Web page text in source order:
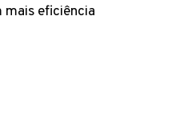
mais eficiência